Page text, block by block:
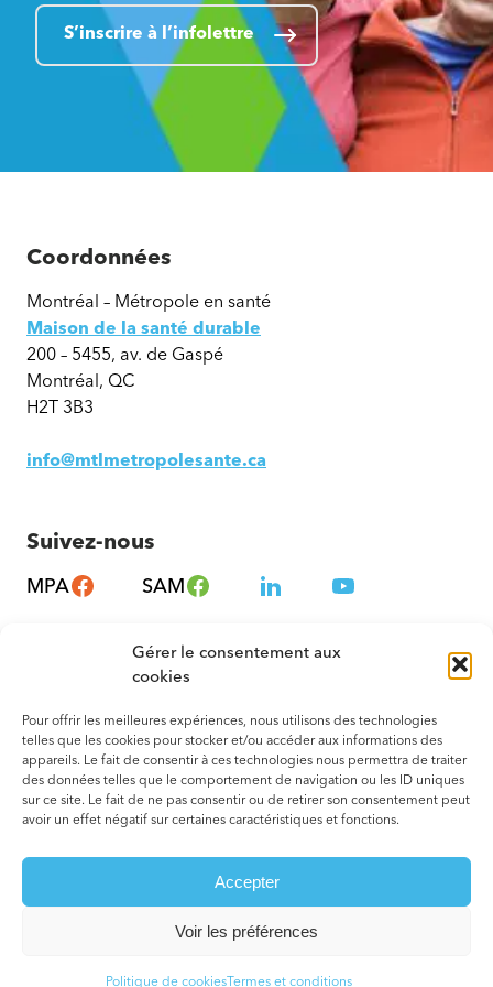
Gérer le consentement aux
cookies
Pour offrir les meilleures expériences, nous utilisons des technologies
telles que les cookies pour stocker et/ou accéder aux informations des
appareils. Le fait de consentir à ces technologies nous permettra de traiter
des données telles que le comportement de navigation ou les ID uniques
sur ce site. Le fait de ne pas consentir ou de retirer son consentement peut
avoir un effet négatif sur certaines caractéristiques et fonctions.
Accepter
Voir les préférences
Politique de cookiesTermes et conditions
S’inscrire à l’infolettre
Coordonnées
Montréal – Métropole en santé
Maison de la santé durable
200 – 5455, av. de Gaspé
Montréal, QC
H2T 3B3
info@mtlmetropolesante.ca
Suivez-nous
MPA SAM